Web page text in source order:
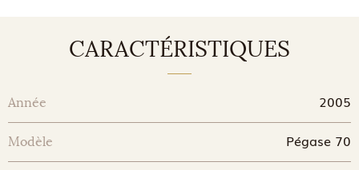
CARACTÉRISTIQUES
Année 2005
Modèle Pégase 70